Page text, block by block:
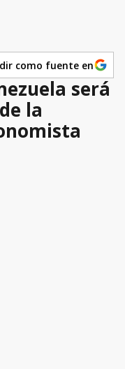
como fuente en
será
la